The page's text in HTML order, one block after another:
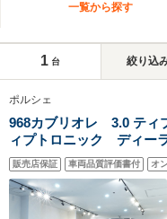
一覧から探す
1 台 絞り込
ポルシェ
968カブリオレ 3.0 テ
ィプトロニック ディー
輌 バリオカム トラン
ックシート 純正ホイー
ート
販売店保証 車両品質評価書付 オ